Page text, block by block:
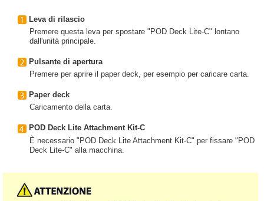
Leva di rilascio
Premere questa leva per spostare "POD Deck Lite-C" lontano
dall'unità principale.
Pulsante di apertura
Premere per aprire il paper deck, per esempio per caricare carta.
Paper deck
Caricamento della carta.
POD Deck Lite Attachment Kit-C
È necessario "POD Deck Lite Attachment Kit-C" per fissare "POD
Deck Lite-C" alla macchina.